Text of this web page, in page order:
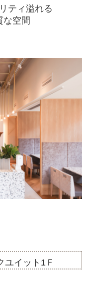
ティ溢れる
な空間
イット1Ｆ